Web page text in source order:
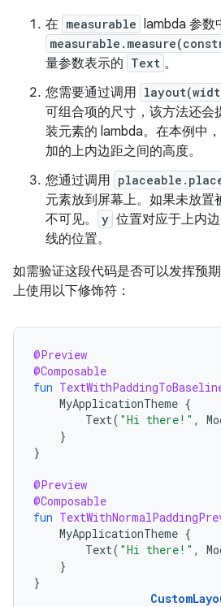
在 measurable lambda 参
量参数表示的 Text 。
您需要通过调用
可组合项的尺寸，该方法还会
装元素的 lambda。在本例中
加的上内边距之间的高度。
您通过调用
元素放到屏幕上。如果未放置
不可见。
y 位置对应于上内
线的位置。
如需验证这段代码是否可以发挥预
上使用以下修饰符：
@Preview
@Composable
fun
MyApplicationTheme {
Text( "Hi there!" ,
}
}
@Preview
@Composable
fun
MyApplicationTheme {
Text( "Hi there!" ,
}
}